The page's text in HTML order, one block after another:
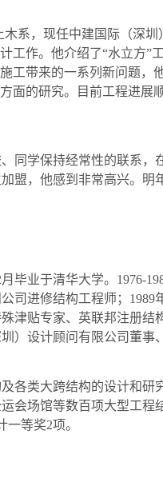
木系，现任中建国际（深
工作。他介绍了“水立方
工带来的一系列新问题
面的研究。目前工程进
同学保持经常性的联系
盟，他感到非常高兴。明
月毕业于清华大学。 1976-
司进修结构工程师； 1989
津贴专家、英联邦注册
）设计顾问有限公司董事
各类大跨结构的设计和研
会场馆等数百项大型工程
一等奖2项。